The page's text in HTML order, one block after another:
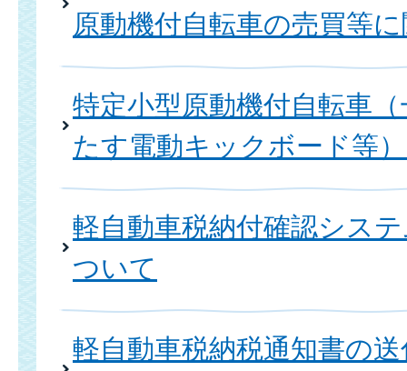
原動機付自転車の売買等
特定小型原動機付自転車
たす電動キックボード等
軽自動車税納付確認シス
ついて
軽自動車税納税通知書の